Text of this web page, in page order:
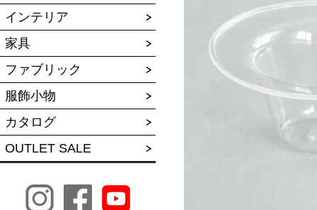
インテリア
家具
ファブリック
服飾小物
カタログ
OUTLET SALE